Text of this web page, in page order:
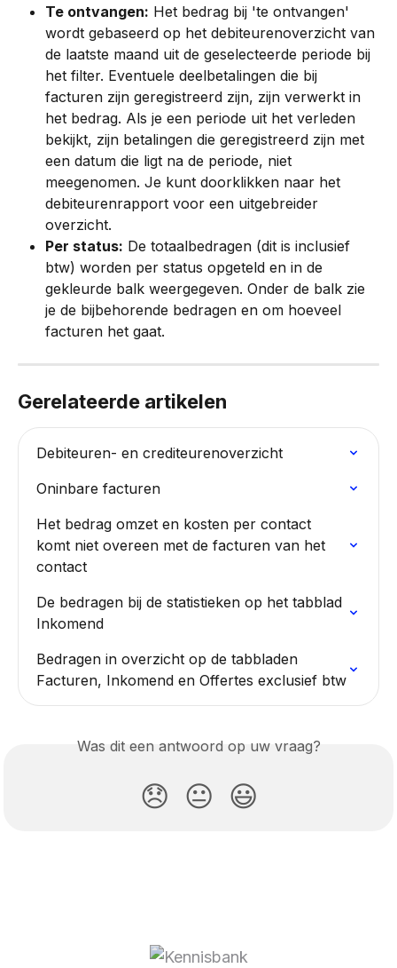
Te ontvangen: Het bedrag bij 'te ontvangen'
wordt gebaseerd op het debiteurenoverzicht van
de laatste maand uit de geselecteerde periode bij
het filter. Eventuele deelbetalingen die bij
facturen zijn geregistreerd zijn, zijn verwerkt in
het bedrag. Als je een periode uit het verleden
bekijkt, zijn betalingen die geregistreerd zijn met
een datum die ligt na de periode, niet
meegenomen. Je kunt doorklikken naar het
debiteurenrapport voor een uitgebreider
overzicht.
Per status: De totaalbedragen (dit is inclusief
btw) worden per status opgeteld en in de
gekleurde balk weergegeven. Onder de balk zie
je de bijbehorende bedragen en om hoeveel
facturen het gaat.
Gerelateerde artikelen
Debiteuren- en crediteurenoverzicht
Oninbare facturen
Het bedrag omzet en kosten per contact
komt niet overeen met de facturen van het
contact
De bedragen bij de statistieken op het tabblad
Inkomend
Bedragen in overzicht op de tabbladen
Facturen, Inkomend en Offertes exclusief btw
Was dit een antwoord op uw vraag?
😞 😐 😃